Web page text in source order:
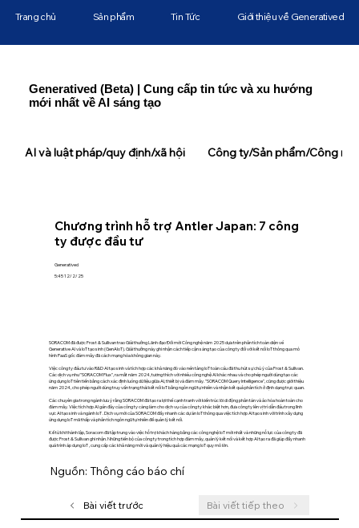
Generatived (Beta) | Cung cấp tin tức và xu hướng
mới nhất về AI sáng tạo
Chương trình hỗ trợ Antler Japan: 7 công
ty được đầu tư
Generatived
5:45 12/2/25
SORACOM đã được Frost & Sullivan trao Giải thưởng Lãnh đạo Đổi mới Công nghệ năm 2025 dựa trên phân tích toàn diện về
Generative AI và IoT tạo sinh (GenAIoT). Giải thưởng này ghi nhận cách tiếp cận sáng tạo của công ty đối với kết nối IoT thông qua mô
hình PaaS gốc đám mây đã cách mạng hóa không gian này.
Việc công ty đầu tư vào R&D AI tạo sinh và tích hợp các khả năng đó vào nền tảng IoT toàn cầu đã thu hút sự chú ý của Frost & Sullivan.
Các dịch vụ như "SORACOM Flux", ra mắt năm 2024, tương thích với nhiều công nghệ AI khác nhau và cho phép người dùng tạo các
ứng dụng IoT tiên tiến bằng cách xác định luồng dữ liệu giữa AI, thiết bị và đám mây. "SORACOM Query Intelligence", cũng được giới thiệu
năm 2024, cho phép người dùng truy vấn trạng thái kết nối IoT bằng ngôn ngữ tự nhiên và nhận kết quả phân tích ở định dạng trực quan.
Các chuyên gia trong ngành lưu ý rằng SORACOM đã tạo ra lợi thế cạnh tranh với kiến ​​trúc lõi di động phân tán và ảo hóa hoàn toàn cho
đám mây. Việc tích hợp AI gần đây của công ty càng làm cho dịch vụ của công ty khác biệt hơn, đưa công ty lên vị trí dẫn đầu trong lĩnh
vực AI tạo sinh và ngành IoT . Dịch vụ mới của SORACOM đẩy nhanh các dự án IoT thông qua việc tích hợp AI tạo sinh với trình xây dựng
ứng dụng IoT mã thấp và phân tích ngôn ngữ tự nhiên để quản lý kết nối.
Kể từ khi thành lập, Soracom đã tập trung vào việc hỗ trợ khách hàng bằng các công nghệ IoT mới nhất và những nỗ lực của công ty đã
được Frost & Sullivan ghi nhận. Những tiến bộ của công ty trong tích hợp đám mây, quản lý kết nối và kết hợp AI tạo ra đã giúp đẩy nhanh
quá trình áp dụng IoT , cung cấp các khả năng mới và quản lý hiệu quả các mạng IoT quy mô lớn.
Nguồn: Thông cáo báo chí
Bài viết trước Bài viết tiếp theo
Trang chủ Sản phẩm Tin Tức Giới thiệu về Generatived
AI và luật pháp/quy định/xã hội Công ty/Sản phẩm/Công